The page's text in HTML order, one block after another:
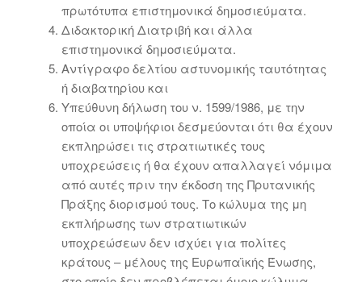
πρωτότυπα επιστημονικά δημοσιεύματα.
Διδακτορική Διατριβή και άλλα
επιστημονικά δημοσιεύματα.
Αντίγραφο δελτίου αστυνομικής ταυτότητας
ή διαβατηρίου και
Υπεύθυνη δήλωση του ν. 1599/1986, με την
οποία οι υποψήφιοι δεσμεύονται ότι θα έχουν
εκπληρώσει τις στρατιωτικές τους
υποχρεώσεις ή θα έχουν απαλλαγεί νόμιμα
από αυτές πριν την έκδοση της Πρυτανικής
Πράξης διορισμού τους. Το κώλυμα της μη
εκπλήρωσης των στρατιωτικών
υποχρεώσεων δεν ισχύει για πολίτες
κράτους – μέλους της Ευρωπαϊκής Ένωσης,